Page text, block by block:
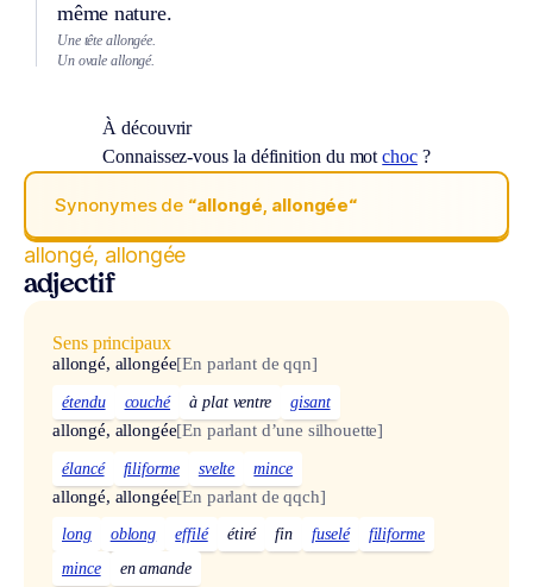
même nature.
Une tête allongée.
Un ovale allongé.
À découvrir
Connaissez-vous la définition du motchoc?
Synonymes de “allongé, allongée“
allongé, allongée
adjectif
Sens principaux
allongé, allongée[En parlant de qqn]
étendu couché à plat ventre gisant
allongé, allongée[En parlant d’une silhouette]
élancé filiforme svelte mince
allongé, allongée[En parlant de qqch]
long oblong effilé étiré fin fuselé
filiforme
mince
en amande